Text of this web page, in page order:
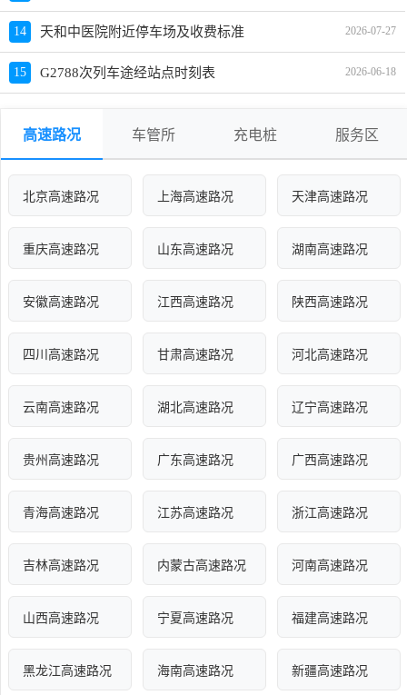
14 天和中医院附近停车场及收费标准 2026-07-27
15 G2788次列车途经站点时刻表 2026-06-18
高速路况 车管所 充电桩 服务区
北京高速路况 上海高速路况 天津高速路况
重庆高速路况 山东高速路况 湖南高速路况
安徽高速路况 江西高速路况 陕西高速路况
四川高速路况 甘肃高速路况 河北高速路况
云南高速路况 湖北高速路况 辽宁高速路况
贵州高速路况 广东高速路况 广西高速路况
青海高速路况 江苏高速路况 浙江高速路况
吉林高速路况 内蒙古高速路况 河南高速路况
山西高速路况 宁夏高速路况 福建高速路况
黑龙江高速路况 海南高速路况 新疆高速路况